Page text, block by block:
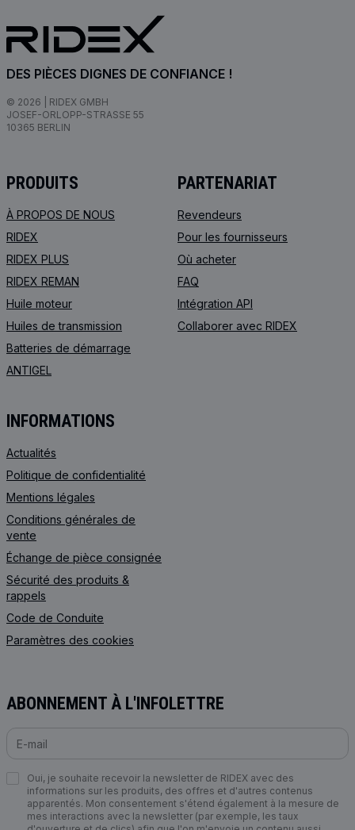
DES PIÈCES DIGNES DE CONFIANCE !
© 2026 | RIDEX GMBH
JOSEF-ORLOPP-STRASSE 55
10365 BERLIN
PRODUITS
À PROPOS DE NOUS
RIDEX
RIDEX PLUS
RIDEX REMAN
Huile moteur
Huiles de transmission
Batteries de démarrage
ANTIGEL
PARTENARIAT
Revendeurs
Pour les fournisseurs
Où acheter
FAQ
Intégration API
Collaborer avec RIDEX
INFORMATIONS
Actualités
Politique de confidentialité
Mentions légales
Conditions générales de
vente
Échange de pièce consignée
Sécurité des produits &
rappels
Code de Сonduite
Paramètres des cookies
ABONNEMENT À L'INFOLETTRE
Oui, je souhaite recevoir la newsletter de RIDEX avec des
informations sur les produits, des offres et d'autres contenus
apparentés. Mon consentement s'étend également à la mesure de
mes interactions avec la newsletter (par exemple, les taux